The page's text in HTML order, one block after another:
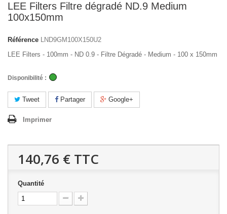
LEE Filters Filtre dégradé ND.9 Medium
100x150mm
Référence LND9GM100X150U2
LEE Filters - 100mm - ND 0.9 - Filtre Dégradé - Medium - 100 x 150mm
Disponibilité :
Tweet Partager Google+
Imprimer
140,76 € TTC
Quantité